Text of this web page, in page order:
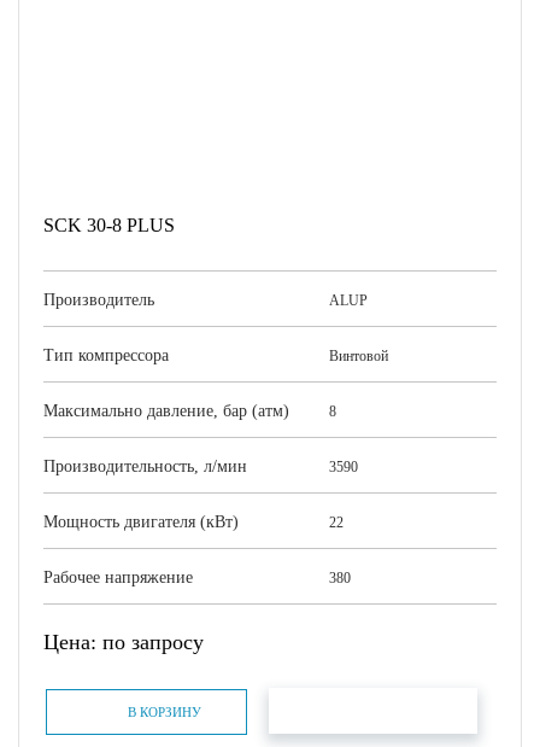
SCK 30-8 PLUS
Производитель ALUP
Тип компрессора Винтовой
Максимально давление, бар (атм) 8
Производительность, л/мин 3590
Мощность двигателя (кВт) 22
Рабочее напряжение 380
Цена: по запросу
В КОРЗИНУ